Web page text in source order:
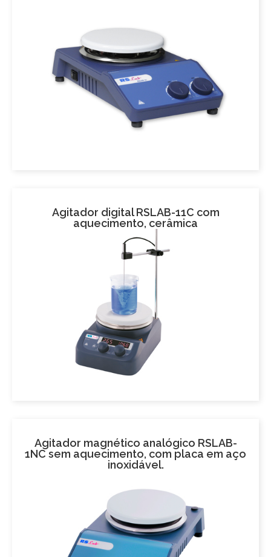
Agitador digital RSLAB-11C com
aquecimento, cerâmica
Agitador magnético analógico RSLAB-
1NC sem aquecimento, com placa em aço
inoxidável.